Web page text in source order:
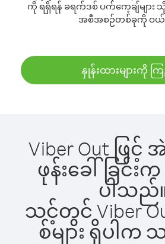
ကို ရရှိရန် ခရက်ဒစ် ပက်ကေ့ချ်များ
အစီအစဉ်တစ်ခုကို ဝယ်
နှုန်းထားများကို က
Viber Out ဖြင့်
ဖုန်းခေါ်ခြင်
ပါသည်
သင့်တွင် Viber
စ်များ ရှိပါ